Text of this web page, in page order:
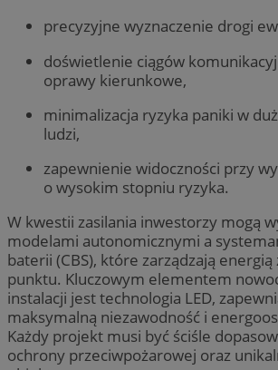
precyzyjne wyznaczenie drogi
doświetlenie ciągów
oprawy kierunkowe,
minimalizacja ryzyka paniki w
ludzi,
zapewnienie widoczności przy
o wysokim stopniu ryzyka.
W kwestii zasilania inwestorzy mogą
modelami autonomicznymi a
baterii (CBS), które zarządzają
punktu. Kluczowym elementem
instalacji jest technologia LED,
maksymalną niezawodność i
Każdy projekt musi być ściśle
ochrony przeciwpożarowej oraz